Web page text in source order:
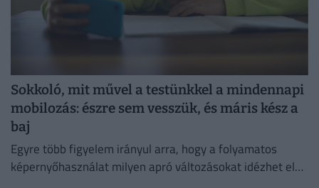
Sokkoló, mit művel a testünkkel a mindennapi
mobilozás: észre sem vesszük, és máris kész a
baj
Egyre több figyelem irányul arra, hogy a folyamatos
képernyőhasználat milyen apró változásokat idézhet elő